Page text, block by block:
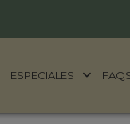
ESPECIALES